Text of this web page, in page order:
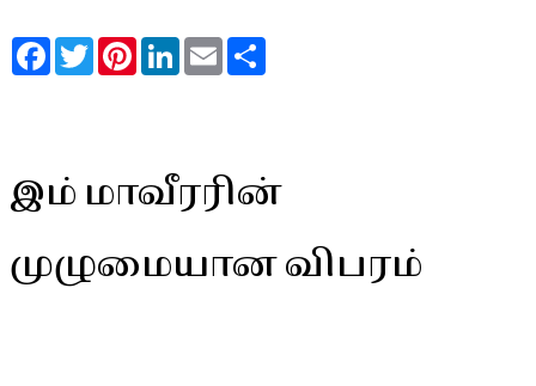
FacebookTwitterPinterestLinkedInEmail
இம் மாவீரரின்
முழுமையான விபரம்